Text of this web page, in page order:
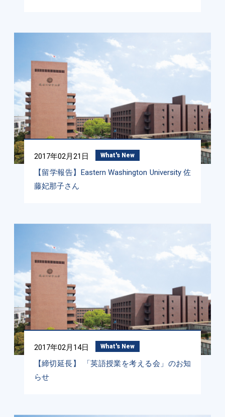
2017年02月21日 What's New
【留学報告】Eastern Washington University 佐
藤妃那子さん
2017年02月14日 What's New
【締切延長】 「英語授業を考える会」のお知
らせ